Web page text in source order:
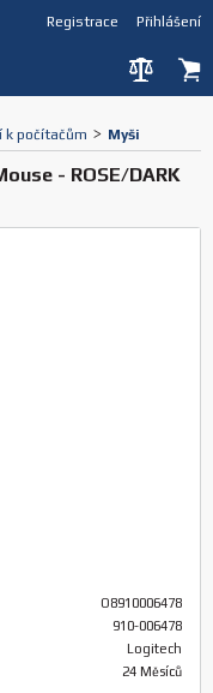
Přihlášení
Registrace
k počítačům > Myši
- ROSE/DARK
O8910006478
910-006478
Logitech
24 Měsíců